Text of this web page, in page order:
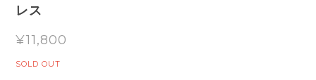
レス
¥11,800
SOLD OUT